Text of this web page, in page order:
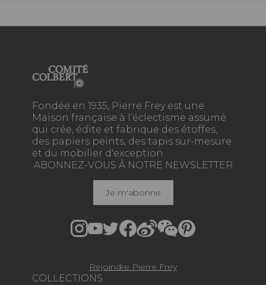
Fondée en 1935, Pierre Frey est une
Maison française à l’éclectisme assumé
qui crée, édite et fabrique des étoffes,
des papiers peints, des tapis sur-mesure
et du mobilier d'exception.
COLLECTIONS
ABONNEZ-VOUS À NOTRE NEWSLETTER
Je m'abonne
Rejoindre Pierre Frey